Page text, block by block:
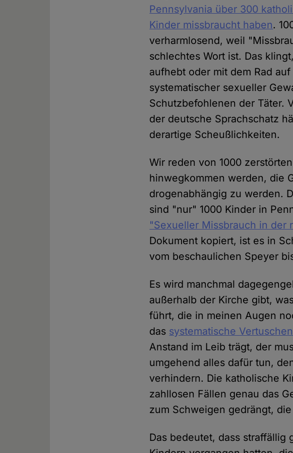
Pennsylvania über 300
Kinder missbraucht haben.
verharmlosend, weil
schlechtes Wort ist. Das
aufhebt oder mit dem Rad
systematischer sexueller
Schutzbefohlenen der Täter.
der deutsche Sprachschatz
derartige Scheußlichkeiten.
Wir reden von 1000
hinwegkommen werden, die
drogenabhängig zu werden.
sind "nur" 1000 Kinder in
"Sexueller Missbrauch in der
Dokument kopiert, ist es in
vom beschaulichen Speyer
Es wird manchmal
außerhalb der Kirche gibt,
führt, die in meinen Augen
das systematische
Anstand im Leib trägt, der
umgehend alles dafür tun,
verhindern. Die katholische
zahllosen Fällen genau das
zum Schweigen gedrängt,
Das bedeutet, dass